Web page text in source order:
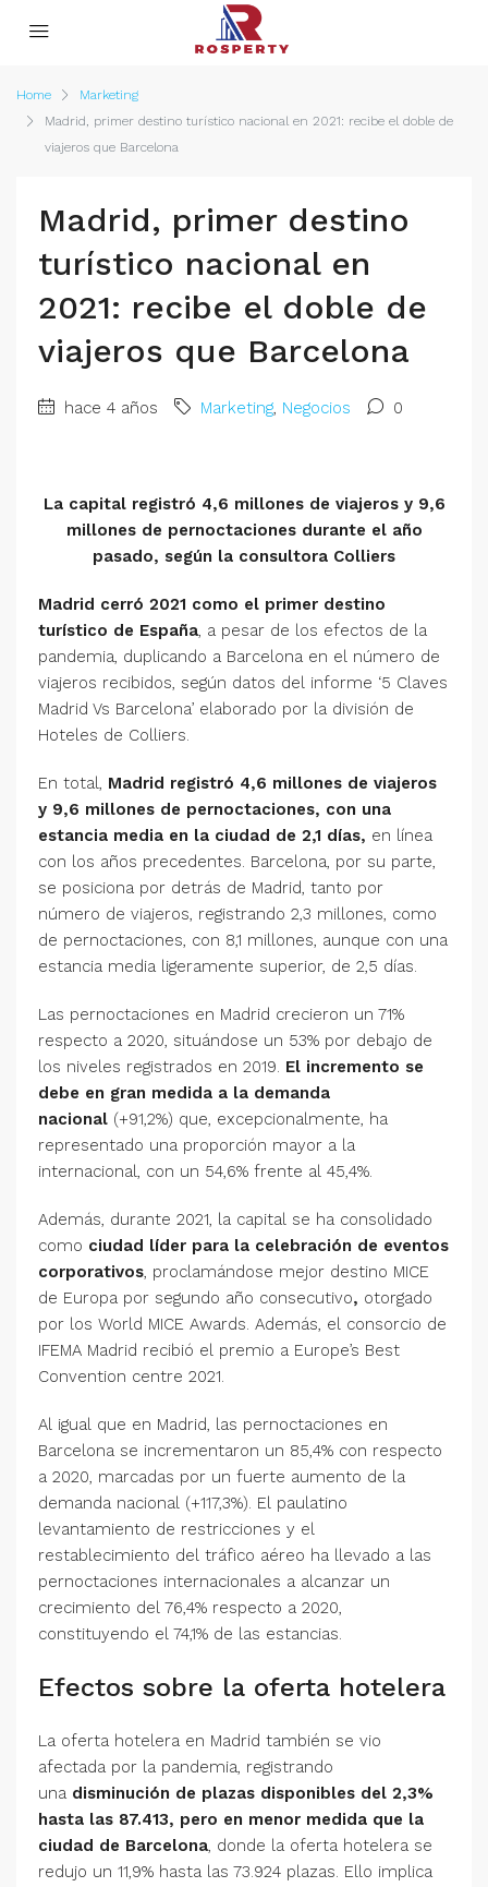
Home
Marketing
Madrid, primer destino turístico nacional en 2021: recibe el doble de
viajeros que Barcelona
Madrid, primer destino
turístico nacional en
2021: recibe el doble de
viajeros que Barcelona
hace 4 años Marketing, Negocios 0
La capital registró 4,6 millones de viajeros y 9,6
millones de pernoctaciones durante el año
pasado, según la consultora Colliers
Madrid cerró 2021 como el primer destino
turístico de España, a pesar de los efectos de la
pandemia, duplicando a Barcelona en el número de
viajeros recibidos, según datos del informe ‘5 Claves
Madrid Vs Barcelona’ elaborado por la división de
Hoteles de Colliers.
En total, Madrid registró 4,6 millones de viajeros
y 9,6 millones de pernoctaciones, con una
estancia media en la ciudad de 2,1 días, en línea
con los años precedentes. Barcelona, por su parte,
se posiciona por detrás de Madrid, tanto por
número de viajeros, registrando 2,3 millones, como
de pernoctaciones, con 8,1 millones, aunque con una
estancia media ligeramente superior, de 2,5 días.
Las pernoctaciones en Madrid crecieron un 71%
respecto a 2020, situándose un 53% por debajo de
los niveles registrados en 2019. El incremento se
debe en gran medida a la demanda
nacional (+91,2%) que, excepcionalmente, ha
representado una proporción mayor a la
internacional, con un 54,6% frente al 45,4%.
Además, durante 2021, la capital se ha consolidado
como ciudad líder para la celebración de eventos
corporativos, proclamándose mejor destino MICE
de Europa por segundo año consecutivo, otorgado
por los World MICE Awards. Además, el consorcio de
IFEMA Madrid recibió el premio a Europe’s Best
Convention centre 2021.
Al igual que en Madrid, las pernoctaciones en
Barcelona se incrementaron un 85,4% con respecto
a 2020, marcadas por un fuerte aumento de la
demanda nacional (+117,3%). El paulatino
levantamiento de restricciones y el
restablecimiento del tráfico aéreo ha llevado a las
pernoctaciones internacionales a alcanzar un
crecimiento del 76,4% respecto a 2020,
constituyendo el 74,1% de las estancias.
Efectos sobre la oferta hotelera
La oferta hotelera en Madrid también se vio
afectada por la pandemia, registrando
una disminución de plazas disponibles del 2,3%
hasta las 87.413, pero en menor medida que la
ciudad de Barcelona, donde la oferta hotelera se
redujo un 11,9% hasta las 73.924 plazas. Ello implica